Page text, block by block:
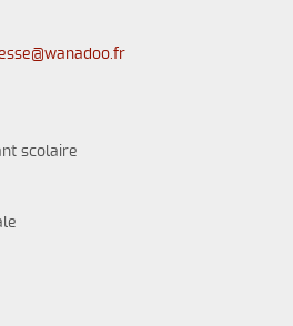
scolaire